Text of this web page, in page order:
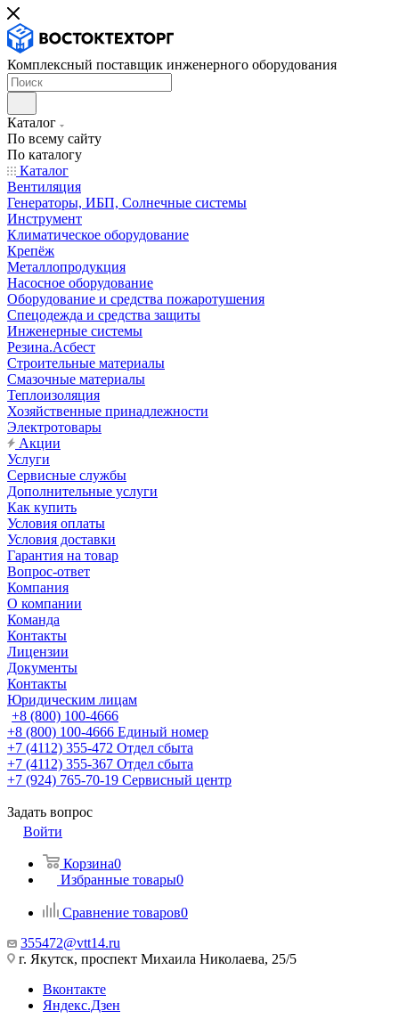
Комплексный поставщик инженерного оборудования
Каталог
По всему сайту
По каталогу
Каталог
Вентиляция
Генераторы, ИБП, Солнечные системы
Инструмент
Климатическое оборудование
Крепёж
Металлопродукция
Насосное оборудование
Оборудование и средства пожаротушения
Спецодежда и средства защиты
Инженерные системы
Резина.Асбест
Строительные материалы
Смазочные материалы
Теплоизоляция
Хозяйственные принадлежности
Электротовары
Акции
Услуги
Сервисные службы
Дополнительные услуги
Как купить
Условия оплаты
Условия доставки
Гарантия на товар
Вопрос-ответ
Компания
О компании
Команда
Контакты
Лицензии
Документы
Контакты
Юридическим лицам
+8 (800) 100-4666
+8 (800) 100-4666 Единый номер
+7 (4112) 355-472 Отдел сбыта
+7 (4112) 355-367 Отдел сбыта
+7 (924) 765-70-19 Сервисный центр
Задать вопрос
Войти
Корзина0
Избранные товары0
Сравнение товаров0
355472@vtt14.ru
г. Якутск, проспект Михаила Николаева, 25/5
Вконтакте
Яндекс.Дзен